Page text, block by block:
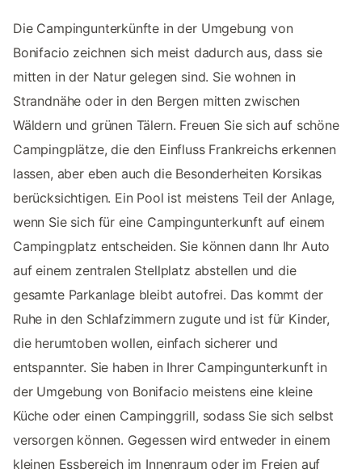
Die Campingunterkünfte in der Umgebung von
Bonifacio zeichnen sich meist dadurch aus, dass sie
mitten in der Natur gelegen sind. Sie wohnen in
Strandnähe oder in den Bergen mitten zwischen
Wäldern und grünen Tälern. Freuen Sie sich auf schöne
Campingplätze, die den Einfluss Frankreichs erkennen
lassen, aber eben auch die Besonderheiten Korsikas
berücksichtigen. Ein Pool ist meistens Teil der Anlage,
wenn Sie sich für eine Campingunterkunft auf einem
Campingplatz entscheiden. Sie können dann Ihr Auto
auf einem zentralen Stellplatz abstellen und die
gesamte Parkanlage bleibt autofrei. Das kommt der
Ruhe in den Schlafzimmern zugute und ist für Kinder,
die herumtoben wollen, einfach sicherer und
entspannter. Sie haben in Ihrer Campingunterkunft in
der Umgebung von Bonifacio meistens eine kleine
Küche oder einen Campinggrill, sodass Sie sich selbst
versorgen können. Gegessen wird entweder in einem
kleinen Essbereich im Innenraum oder im Freien auf